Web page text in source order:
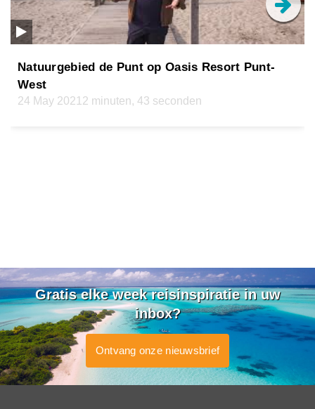
Natuurgebied de Punt op Oasis Resort Punt-
West
24 May 2021 2 minuten, 43 seconden
Gratis elke week reisinspiratie in uw
inbox?
Ontvang onze nieuwsbrief